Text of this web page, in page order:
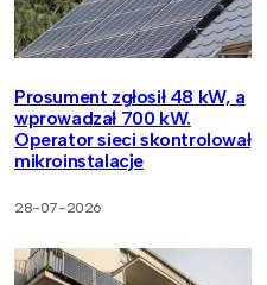
Prosument zgłosił 48 kW, a
wprowadzał 700 kW.
Operator sieci skontrolował
mikroinstalacje
28-07-2026